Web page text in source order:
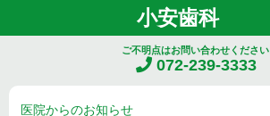
小安歯科
ご不明点はお問い合わせください
072-239-3333
医院からのお知らせ